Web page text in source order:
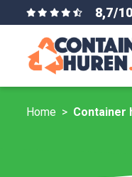
8,7/10
Home Container